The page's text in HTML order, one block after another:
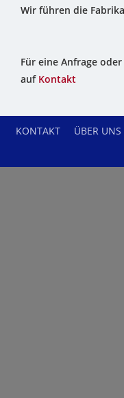
Wir führen die
Für eine Anfrage
auf Kontakt
KONTAKT ÜBER UNS